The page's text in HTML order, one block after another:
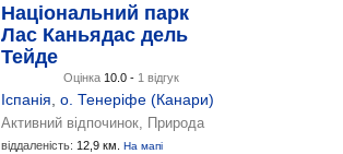
Національний парк
Лас Каньядас дель
Тейде
Оцінка 10.0 - 1 відгук
Іспанія о. Тенеріфе (Канари)
Активний відпочинок, Природа
віддаленість: 12,9 км. На мапі